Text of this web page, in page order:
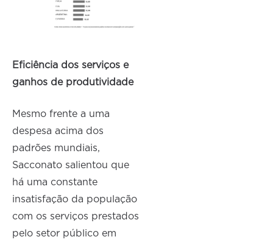
Eficiência dos serviços e
ganhos de produtividade
Mesmo frente a uma
despesa acima dos
padrões mundiais,
Sacconato salientou que
há uma constante
insatisfação da população
com os serviços prestados
pelo setor público em